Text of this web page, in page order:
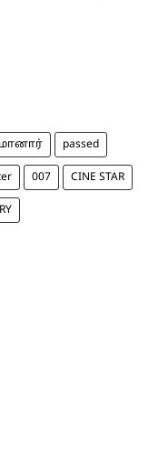
passed
007 CINE STAR